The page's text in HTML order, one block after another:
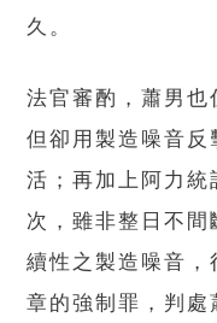
久。
法官審酌，蕭男也
但卻用製造噪音反
活；再加上阿力
次，雖非整日不
續性之製造噪音
章的強制罪，判處